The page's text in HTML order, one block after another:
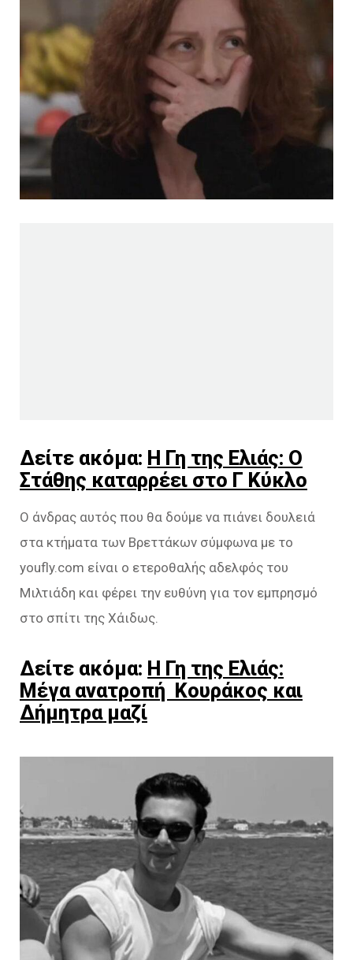
Δείτε ακόμα: Η Γη της Ελιάς: Ο
Στάθης καταρρέει στο Γ Κύκλο
Ο άνδρας αυτός που θα δούμε να πιάνει δουλειά
στα κτήματα των Βρεττάκων σύμφωνα με το
youfly.com είναι ο ετεροθαλής αδελφός του
Μιλτιάδη και φέρει την ευθύνη για τον εμπρησμό
στο σπίτι της Χάιδως.
Δείτε ακόμα: Η Γη της Ελιάς:
Μέγα ανατροπή Κουράκος και
Δήμητρα μαζί